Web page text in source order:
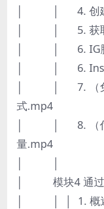
│ │ 4. 创建高
│ │ 5. 获取精
│ │ 6. IG脚
│ │ 6.
│ │ 7. （免
式.mp4
│ │ 8. （付
量.mp4
│ 模块4 通过
│ │ │ 1. 概